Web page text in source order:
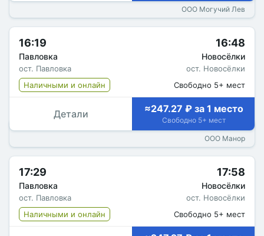
ООО Могучий Лев
16:19
Павловка
ост. Павловка
16:48
Новосёлки
ост. Новосёлки
Наличными и онлайн
Свободно 5+ мест
Детали ≈247.27 ₽ за 1 место
Свободно 5+ мест
ООО Манор
17:29
Павловка
ост. Павловка
17:58
Новосёлки
ост. Новосёлки
Наличными и онлайн
Свободно 5+ мест